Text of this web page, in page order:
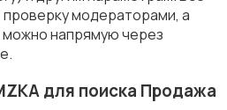
модераторами, а
напрямую через
для поиска Продажа